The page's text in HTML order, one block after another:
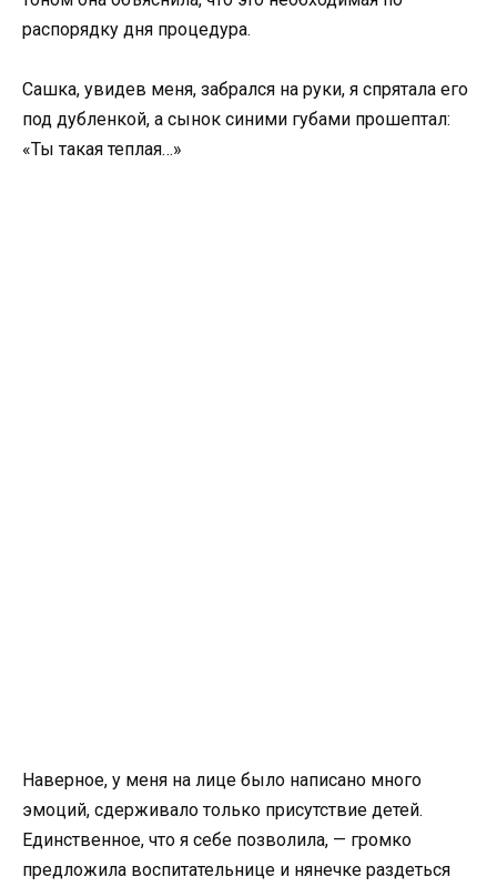
распорядку дня процедура.
Сашка, увидев меня, забрался на руки, я спрятала его
под дубленкой, а сынок синими губами прошептал:
«Ты такая теплая…»
Наверное, у меня на лице было написано много
эмоций, сдерживало только присутствие детей.
Единственное, что я себе позволила, — громко
предложила воспитательнице и нянечке раздеться